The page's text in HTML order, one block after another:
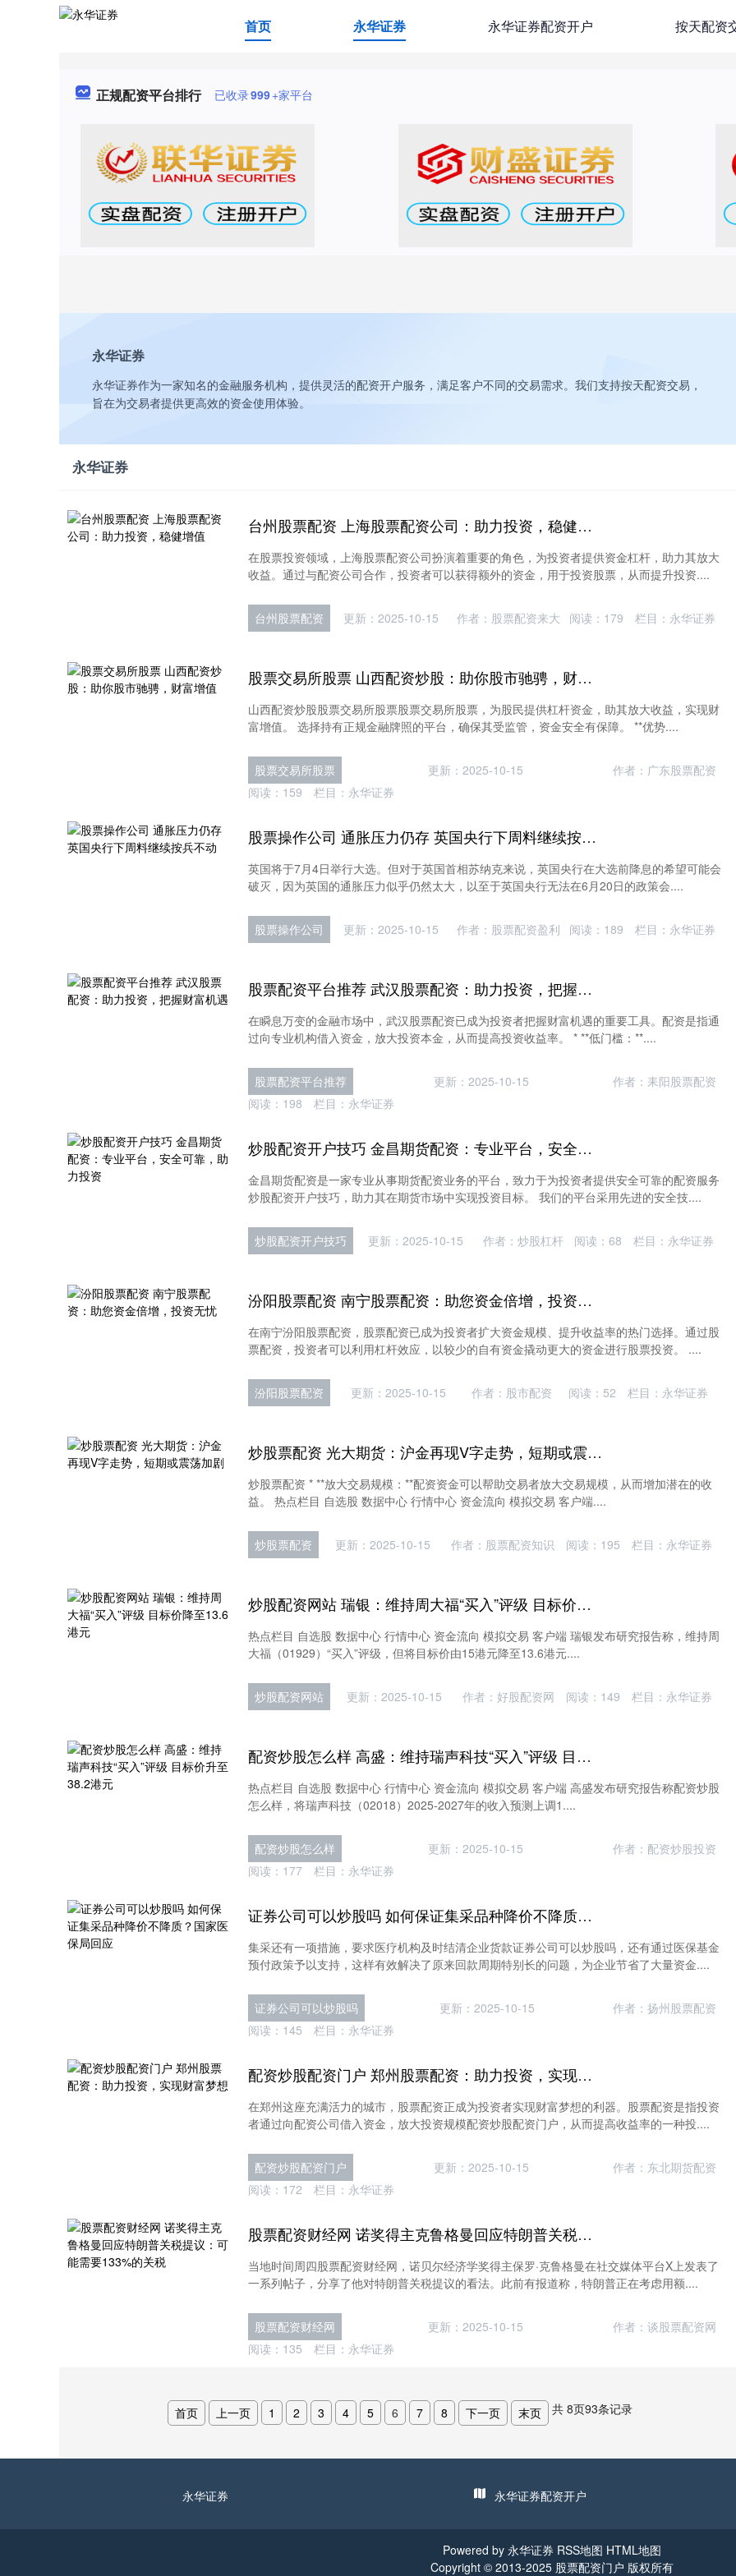
首页 永华证券 永华证券配资开户 按天配资
正规配资平台排行 已收录999+家平台
永华证券
永华证券作为一家知名的金融服务机构，提供灵活的配资开户服务，满足客户不同的交易需求。我们支持按天配资交易，
旨在为交易者提供更高效的资金使用体验。
永华证券
台州股票配资 上海股票配资公司：助力投资，稳健增值
在股票投资领域，上海股票配资公司扮演着重要的角色，为投资者提供资金杠杆，助力其放大
收益。通过与配资公司合作，投资者可以获得额外的资金，用于投资股票，从而提升投资....
台州股票配资 更新：2025-10-15 作者：股票配资来大 阅读： 179 栏目： 永华证券
股票交易所股票 山西配资炒股：助你股市驰骋，财富增值
山西配资炒股股票交易所股票股票交易所股票，为股民提供杠杆资金，助其放大收益，实现财
富增值。 选择持有正规金融牌照的平台，确保其受监管，资金安全有保障。 **优势....
股票交易所股票 更新：2025-10-15
作者：广东股票配资
阅读： 159 栏目： 永华证券
股票操作公司 通胀压力仍存 英国央行下周料继续按兵不动
英国将于7月4日举行大选。但对于英国首相苏纳克来说，英国央行在大选前降息的希望可能会
破灭，因为英国的通胀压力似乎仍然太大，以至于英国央行无法在6月20日的政策会....
股票操作公司 更新：2025-10-15 作者：股票配资盈利 阅读： 189 栏目： 永华证券
股票配资平台推荐 武汉股票配资：助力投资，把握财富机遇
在瞬息万变的金融市场中，武汉股票配资已成为投资者把握财富机遇的重要工具。配资是指通
过向专业机构借入资金，放大投资本金，从而提高投资收益率。 * **低门槛：**....
股票配资平台推荐 更新：2025-10-15
作者：耒阳股票配资
阅读： 198 栏目： 永华证券
炒股配资开户技巧 金昌期货配资：专业平台，安全可靠，助力投资
金昌期货配资是一家专业从事期货配资业务的平台，致力于为投资者提供安全可靠的配资服务
炒股配资开户技巧，助力其在期货市场中实现投资目标。 我们的平台采用先进的安全技....
炒股配资开户技巧 更新：2025-10-15 作者：炒股杠杆 阅读： 68 栏目： 永华证券
汾阳股票配资 南宁股票配资：助您资金倍增，投资无忧
在南宁汾阳股票配资，股票配资已成为投资者扩大资金规模、提升收益率的热门选择。通过股
票配资，投资者可以利用杠杆效应，以较少的自有资金撬动更大的资金进行股票投资。 ....
汾阳股票配资 更新：2025-10-15 作者：股市配资 阅读： 52 栏目： 永华证券
炒股票配资 光大期货：沪金再现V字走势，短期或震荡加剧
炒股票配资 * **放大交易规模：**配资资金可以帮助交易者放大交易规模，从而增加潜在的收
益。 热点栏目 自选股 数据中心 行情中心 资金流向 模拟交易 客户端....
炒股票配资 更新：2025-10-15 作者：股票配资知识 阅读： 195 栏目： 永华证券
炒股配资网站 瑞银：维持周大福“买入”评级 目标价降至13.6港元
热点栏目 自选股 数据中心 行情中心 资金流向 模拟交易 客户端 瑞银发布研究报告称，维持周
大福（01929）“买入”评级，但将目标价由15港元降至13.6港元....
炒股配资网站 更新：2025-10-15 作者：好股配资网 阅读： 149 栏目： 永华证券
配资炒股怎么样 高盛：维持瑞声科技“买入”评级 目标价升至38.2港元
热点栏目 自选股 数据中心 行情中心 资金流向 模拟交易 客户端 高盛发布研究报告称配资炒股
怎么样，将瑞声科技（02018）2025-2027年的收入预测上调1....
配资炒股怎么样 更新：2025-10-15
作者：配资炒股投资
阅读： 177 栏目： 永华证券
证券公司可以炒股吗 如何保证集采品种降价不降质？国家医保局回应
集采还有一项措施，要求医疗机构及时结清企业货款证券公司可以炒股吗，还有通过医保基金
预付政策予以支持，这样有效解决了原来回款周期特别长的问题，为企业节省了大量资金....
证券公司可以炒股吗 更新：2025-10-15
作者：扬州股票配资
阅读： 145 栏目： 永华证券
配资炒股配资门户 郑州股票配资：助力投资，实现财富梦想
在郑州这座充满活力的城市，股票配资正成为投资者实现财富梦想的利器。股票配资是指投资
者通过向配资公司借入资金，放大投资规模配资炒股配资门户，从而提高收益率的一种投....
配资炒股配资门户 更新：2025-10-15
作者：东北期货配资
阅读： 172 栏目： 永华证券
股票配资财经网 诺奖得主克鲁格曼回应特朗普关税提议：可能需要133%的关税
当地时间周四股票配资财经网，诺贝尔经济学奖得主保罗·克鲁格曼在社交媒体平台X上发表了
一系列帖子，分享了他对特朗普关税提议的看法。此前有报道称，特朗普正在考虑用额....
股票配资财经网 更新：2025-10-15
作者：谈股票配资网
阅读： 135 栏目： 永华证券
首页 上一页 1 2 3 4 5 6 7 8 下一页 末页 共 8页93条记录
永华证券 永华证券配资开户
Powered by 永华证券 RSS地图 HTML地图
Copyright © 2013-2025 股票配资门户 版权所有